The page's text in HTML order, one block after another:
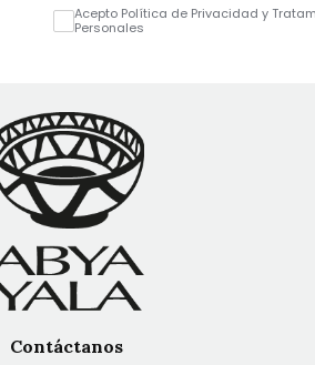
Acepto Política de Privacidad y
Personales
Contáctanos